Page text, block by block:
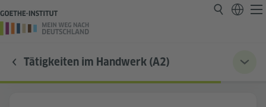
Tätigkeiten im Handwerk (A2)